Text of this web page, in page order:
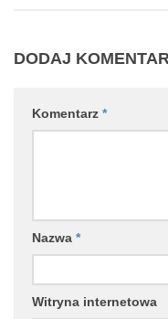
DODAJ
Komentarz *
Nazwa *
Witryna internetowa